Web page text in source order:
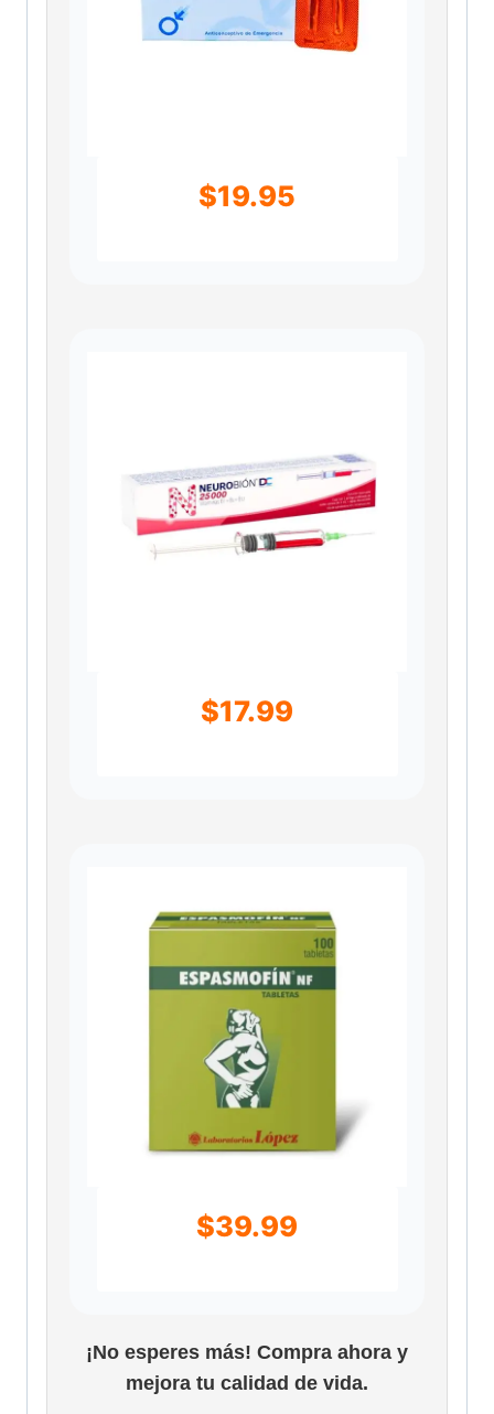
$19.95
$17.99
$39.99
¡No esperes más! Compra ahora y
mejora tu calidad de vida.